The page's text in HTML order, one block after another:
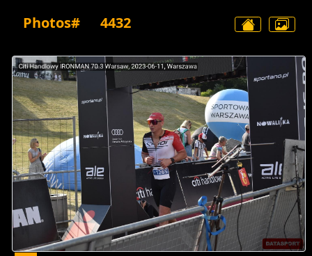
Photos# 4432